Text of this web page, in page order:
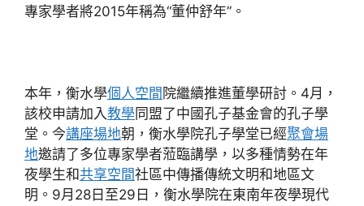
專家學者將2015年稱為“董仲舒年”。
本年，衡水學個人空間 院繼續推進董學研討。4月，
該校申請加入教學同盟了中國孔子基金會的孔子學
堂。今講座場地朝，衡水學院孔子學堂已經聚會場
地邀請了多位專家學者蒞臨講學，以多種情勢在年
夜學生和共享空間社區中傳播傳統文明和地區文
明。9月28日至29日，衡水學院在東南年夜學現代